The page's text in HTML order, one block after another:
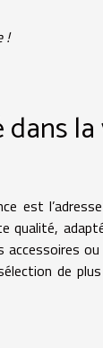
!
dans
est
qualité,
accessoires
de